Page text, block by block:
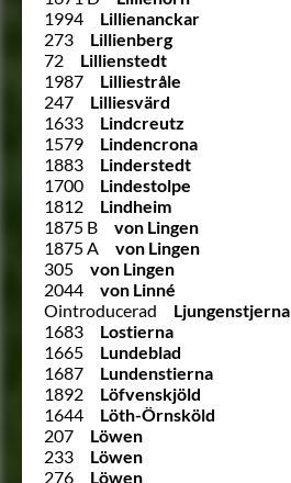
1994
Lillienanckar
273
Lillienberg
72
Lillienstedt
1987
Lilliestråle
247
Lilliesvärd
1633
Lindcreutz
1579
Lindencrona
1883
Linderstedt
1700
Lindestolpe
1812
Lindheim
1875 B
von Lingen
1875 A
von Lingen
305
von Lingen
2044
von Linné
Ointroducerad
Ljungenstjerna
1683
Lostierna
1665
Lundeblad
1687
Lundenstierna
1892
Löfvenskjöld
1644
Löth-Örnsköld
207
Löwen
233
Löwen
276
Löwen